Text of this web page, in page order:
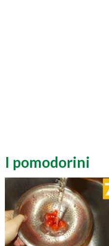
I pomodorini